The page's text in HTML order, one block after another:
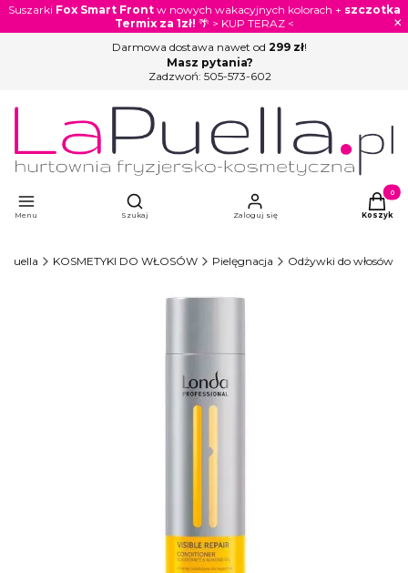
Suszarki Fox Smart Frontw nowych wakacyjnych kolorach + szczotka
Termix za 1zł! 🌴 > KUP TERAZ < ×
Darmowa dostawa nawet od 299 zł!
Masz pytania?
Zadzwoń: 505-573-602
Menu
Otwórz wyszukiwarkę
Szukaj Zaloguj się Koszyk
KOSMETYKI DO WŁOSÓW Pielęgnacja Odżywki do włosów